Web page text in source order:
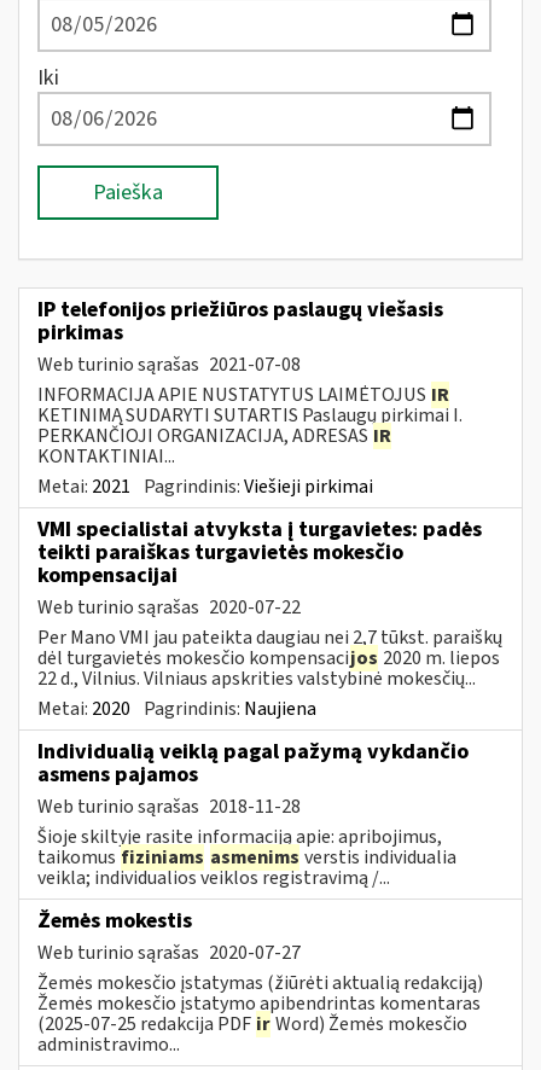
Iki
Paieška
IP telefonijos priežiūros paslaugų viešasis
pirkimas
Web turinio sąrašas 2021-07-08
INFORMACIJA APIE NUSTATYTUS LAIMĖTOJUS IR
KETINIMĄ SUDARYTI SUTARTIS Paslaugų pirkimai I.
PERKANČIOJI ORGANIZACIJA, ADRESAS IR
KONTAKTINIAI...
Metai: 2021 Pagrindinis:Viešieji pirkimai
VMI specialistai atvyksta į turgavietes: padės
teikti paraiškas turgavietės mokesčio
kompensacijai
Web turinio sąrašas 2020-07-22
Per Mano VMI jau pateikta daugiau nei 2,7 tūkst. paraiškų
dėl turgavietės mokesčio kompensacijos 2020 m. liepos
22 d., Vilnius. Vilniaus apskrities valstybinė mokesčių...
Metai: 2020 Pagrindinis: Naujiena
Individualią veiklą pagal pažymą vykdančio
asmens pajamos
Web turinio sąrašas 2018-11-28
Šioje skiltyje rasite informaciją apie: apribojimus,
taikomus fiziniams asmenims verstis individualia
veikla; individualios veiklos registravimą /...
Žemės mokestis
Web turinio sąrašas 2020-07-27
Žemės mokesčio įstatymas (žiūrėti aktualią redakciją)
Žemės mokesčio įstatymo apibendrintas komentaras
(2025-07-25 redakcija PDF irWord) Žemės mokesčio
administravimo...